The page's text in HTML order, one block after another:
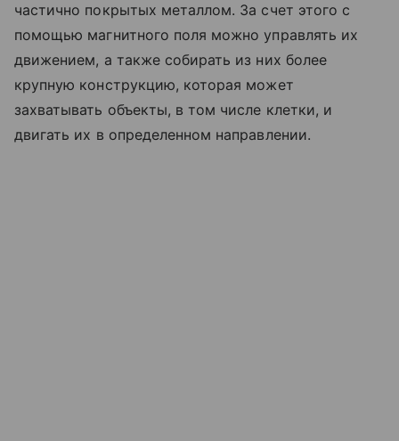
частично покрытых металлом. За счет этого с
помощью магнитного поля можно управлять их
движением, а также собирать из них более
крупную конструкцию, которая может
захватывать объекты, в том числе клетки, и
двигать их в определенном направлении.